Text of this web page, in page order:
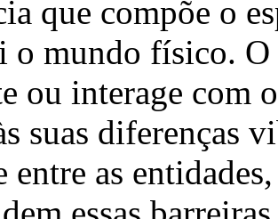
que compõe o
o mundo físico. O
ou interage com
suas diferenças
entre as